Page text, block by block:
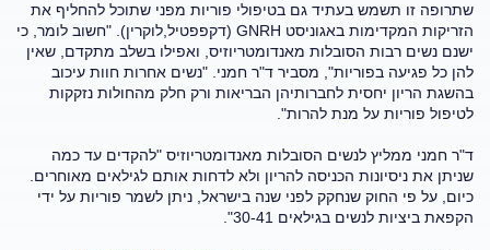
שתרופה זו תשמש בעתיד גם בטיפולי פוריות מפני שתוכל להחליף את
הזריקות המקדימות באגוניסט GNRH (דקפפטיל,לוקרין). "חשוב לומר, כי
ישנם נשים רבות הסובלות מאנדומטריוזיס, ואפילו בשלב מתקדם, שאין
להן כל פגיעה בפוריות", מסביר ד"ר חמני. "נשים אחרות חוות עיכוב
בהשגת הריון יחסית לחברותיהן הבריאות ורק חלק מהחולות נזקקות
לטיפול פוריות על מנת להרות".
ד"ר חמני ממליץ לנשים הסובלות מאנדומטריוזיס "להקדים עד כמה
שניתן את ניסיונות הכניסה להריון ולא לדחות אותם לגילאים מאוחרים.
כיום, על פי החוק שנחקק לפני שנה בישראל, ניתן לשמר פוריות על ידי
הקפאת ביציות לנשים בגילאים 30-41".